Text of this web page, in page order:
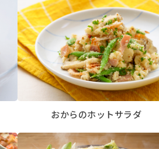
おからのホットサラダ